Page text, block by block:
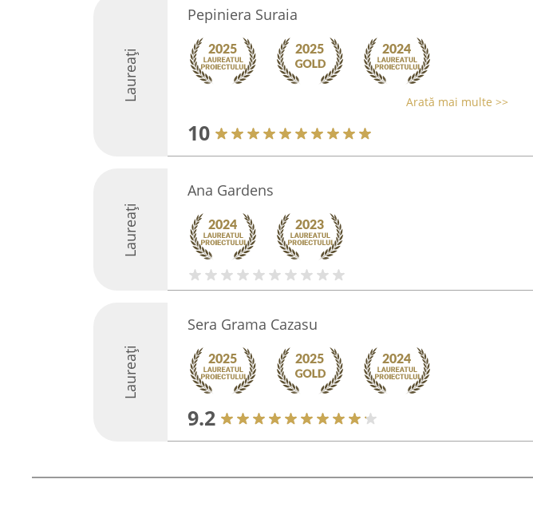
Laureați
Pepiniera Suraia
Arată mai multe >>
10
Laureați
Ana Gardens
Laureați
Sera Grama Cazasu
9.2